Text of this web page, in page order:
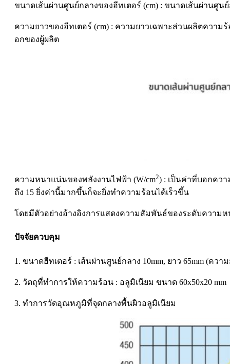
ขนาดเส้นผ่านศูนย์กลางของฮีทเตอร์ (cm) : ขนาดเส้นผ่านศู
ความยาวของฮีทเตอร์ (cm) : ความยาวเฉพาะส่วนผลิตควา
อกของผู้ผลิต
ความหนาแน่นของพลังงานไฟฟ้า (W/cm2) : เป็นค่าที่บอกคว
ถึง 15 ยิ่งค่านี้มากขึ้นก็จะยิ่งทำความร้อนได้เร็วขึ้น
โดยมีตัวอย่างอ้างอิงการแสดงความสัมพันธ์ของระดับควา
ปัจจัยควบคุม
1. ขนาดฮีทเตอร์ : เส้นผ่านศูนย์กลาง 10mm, ยาว 65mm (ควา
2. วัตถุที่ทำการให้ความร้อน : อลูมิเนียม ขนาด 60x50x20 mm
3. ทำการวัดอุณหภูมิที่จุดกลางพื้นผิวอลูมิเนียม